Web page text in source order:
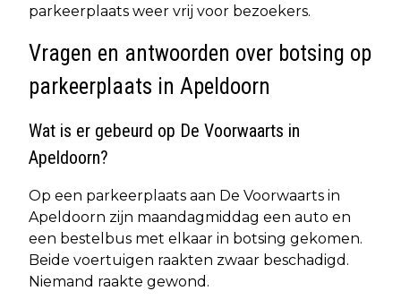
parkeerplaats weer vrij voor bezoekers.
Vragen en antwoorden over botsing op
parkeerplaats in Apeldoorn
Wat is er gebeurd op De Voorwaarts in
Apeldoorn?
Op een parkeerplaats aan De Voorwaarts in
Apeldoorn zijn maandagmiddag een auto en
een bestelbus met elkaar in botsing gekomen.
Beide voertuigen raakten zwaar beschadigd.
Niemand raakte gewond.